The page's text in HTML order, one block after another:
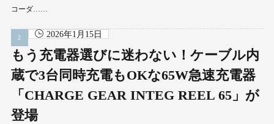
コーダ……
2026年1月15日
もう充電器選びに迷わない！ケーブル内
蔵で3台同時充電もOKな65W急速充電器
「CHARGE GEAR INTEG REEL 65」が
登場